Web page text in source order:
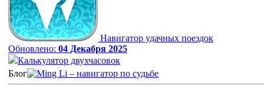
Навигатор удачных поездок
Обновлено: 04 Декабря 2025
Калькулятор двухчасовок
Блог